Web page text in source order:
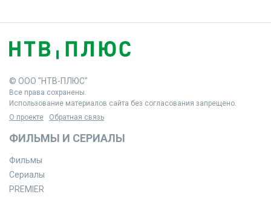
© ООО "НТВ-ПЛЮС"
Все права сохранены.
Использование материалов сайта без согласования запрещено.
О проекте
Обратная связь
ФИЛЬМЫ И СЕРИАЛЫ
Фильмы
Сериалы
PREMIER